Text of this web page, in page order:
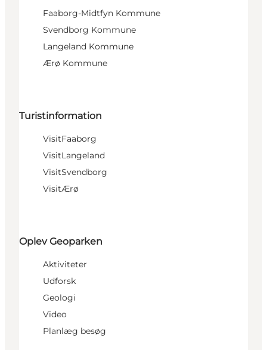
Faaborg-Midtfyn Kommune
Svendborg Kommune
Langeland Kommune
Ærø Kommune
Turistinformation
VisitFaaborg
VisitLangeland
VisitSvendborg
VisitÆrø
Oplev Geoparken
Aktiviteter
Udforsk
Geologi
Video
Planlæg besøg